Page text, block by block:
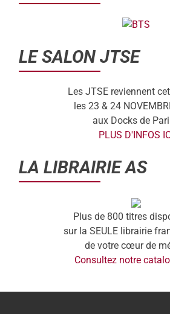
LE SALON JTSE
Les JTSE reviennent
les 23 & 24
aux Docks de
PLUS D'INFOS
LA LIBRAIRIE AS
Plus de 800 titres
sur la SEULE librairie
de votre cœur de
Consultez notre